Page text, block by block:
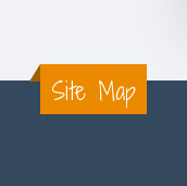
Site Map